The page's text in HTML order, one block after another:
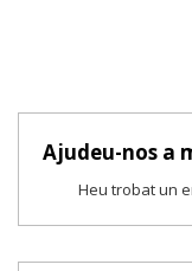
Ajudeu-nos a
Heu trobat un